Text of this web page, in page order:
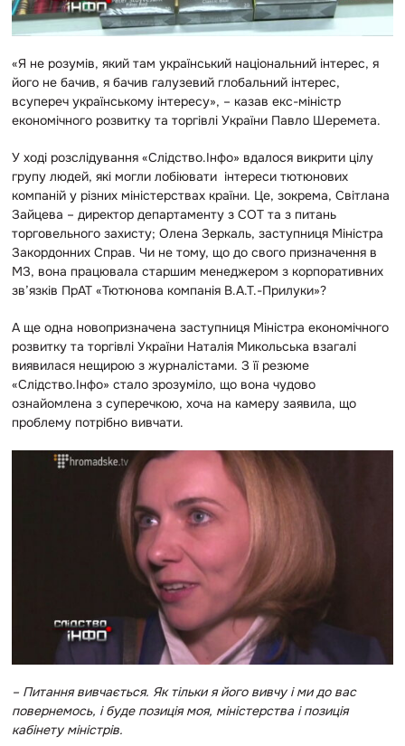
«Я не розумів, який там український національний інтерес, я
його не бачив, я бачив галузевий глобальний інтерес,
всупереч українському інтересу», – казав екс-міністр
економічного розвитку та торгівлі України Павло Шеремета.
У ході розслідування «Слідство.Інфо» вдалося викрити цілу
групу людей, які могли лобіювати інтереси тютюнових
компаній у різних міністерствах країни. Це, зокрема, Світлана
Зайцева – директор департаменту з СОТ та з питань
торговельного захисту; Олена Зеркаль, заступниця Міністра
Закордонних Справ. Чи не тому, що до свого призначення в
МЗ, вона працювала старшим менеджером з корпоративних
зв’язків ПрАТ «Тютюнова компанія В.А.Т.-Прилуки»?
А ще одна новопризначена заступниця Міністра економічного
розвитку та торгівлі України Наталія Микольська взагалі
виявилася нещирою з журналістами. З її резюме
«Слідство.Інфо» стало зрозуміло, що вона чудово
ознайомлена з суперечкою, хоча на камеру заявила, що
проблему потрібно вивчати.
– Питання вивчається. Як тільки я його вивчу і ми до вас
повернемось, і буде позиція моя, міністерства і позиція
кабінету міністрів.